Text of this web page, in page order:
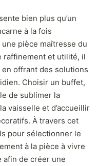
bien plus qu’un
à la fois
pièce maîtresse du
raffinement et utilité, il
offrant des solutions
Choisir un buffet,
de sublimer la
vaisselle et d’accueillir
À travers cet
pour sélectionner le
à la pièce à vivre
afin de créer une